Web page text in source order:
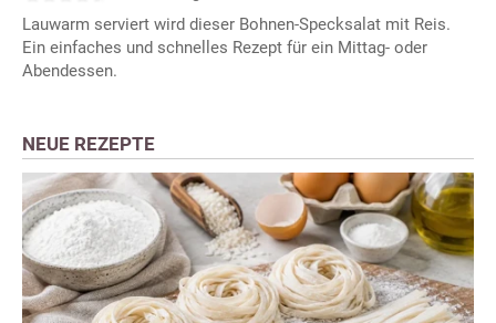
Lauwarm serviert wird dieser Bohnen-Specksalat mit Reis.
Ein einfaches und schnelles Rezept für ein Mittag- oder
Abendessen.
NEUE REZEPTE